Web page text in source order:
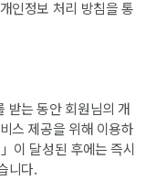
인정보 처리 방침을 통
받는 동안 회원님의 개
스 제공을 위해 이용하
이 달성된 후에는 즉시
니다.